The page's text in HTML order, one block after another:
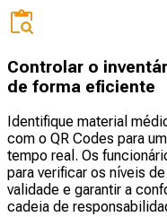
Controlar o
de forma eficiente
Identifique material
com o QR Codes para
tempo real. Os
para verificar os níveis
validade e garantir a
cadeia de